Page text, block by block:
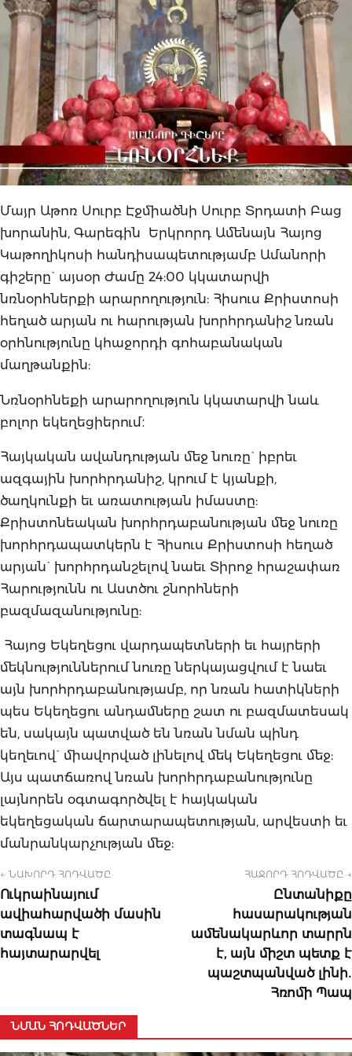
Մայր Աթոռ Սուրբ Էջմիածնի Սուրբ Տրդատի Բաց
խորանին, Գարեգին Երկրորդ Ամենայն Հայոց
Կաթողիկոսի հանդիսապետությամբ Ամանորի
գիշերը` այսօր Ժամը 24:00 կկատարվի
նռնօրհներքի արարողություն: Հիսուս Քրիստոսի
հեղած արյան ու հարության խորհրդանիշ նռան
օրհնությունը կհաջորդի գոհաբանական
մաղթանքին:
Նռնօրհնեքի արարողություն կկատարվի նաև
բոլոր եկեղեցիերում։
Հայկական ավանդության մեջ նուռը` իբրեւ
ազգային խորհրդանիշ, կրում է կյանքի,
ծաղկունքի եւ առատության իմաստը:
Քրիստոնեական խորհրդաբանության մեջ նուռը
խորհրդապատկերն է Հիսուս Քրիստոսի հեղած
արյան` խորհրդանշելով նաեւ Տիրոջ հրաշափառ
Հարությունն ու Աստծու շնորհների
բազմազանությունը:
Հայոց Եկեղեցու վարդապետների եւ հայրերի
մեկնություններում նուռը ներկայացվում է նաեւ
այն խորհրդաբանությամբ, որ նռան հատիկների
պես Եկեղեցու անդամները շատ ու բազմատեսակ
են, սակայն պատված են նռան նման պինդ
կեղեւով` միավորված լինելով մեկ Եկեղեցու մեջ:
Այս պատճառով նռան խորհրդաբանությունը
լայնորեն օգտագործվել է հայկական
եկեղեցական ճարտարապետության, արվեստի եւ
մանրանկարչության մեջ:
← ՆԱԽՈՐԴ ՀՈԴՎԱԾԸ
Ուկրաինայում
ավիահարվածի մասին
տագնապ է
հայտարարվել
ՀԱՋՈՐԴ ՀՈԴՎԱԾԸ →
Ընտանիքը
հասարակության
ամենակարևոր տարրն
է, այն միշտ պետք է
պաշտպանված լինի․
Հռոմի Պապ
ՆՄԱՆ ՀՈԴՎԱԾՆԵՐ